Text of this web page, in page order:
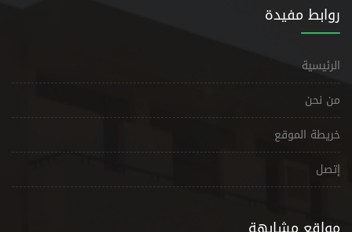
روابط مفيدة
الرئيسية
من نحن
خريطة الموقع
إتصل